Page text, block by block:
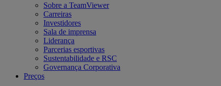
Sobre a TeamViewer
Carreiras
Investidores
Sala de imprensa
Liderança
Parcerias esportivas
Sustentabilidade e RSC
Governança Corporativa
Preços